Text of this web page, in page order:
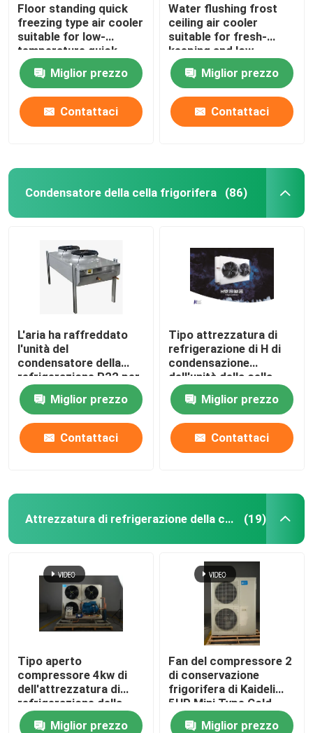
Floor standing quick
freezing type air cooler
suitable for low-
temperature quick
freezing cold storage,
compatible with
R404A/R507/R22
refrigerants,
supporting 220V/380V
Miglior prezzo
Contattaci
Water flushing frost
ceiling air cooler
suitable for fresh-
keeping and low-
temperature
refrigeration
warehouses,
compatible with
refrigerants such as
Miglior prezzo
Contattaci
Condensatore della cella frigorifera (86)
L'aria ha raffreddato
l'unità del
condensatore della
refrigerazione R22 per
la serie di Coolroom CP
Miglior prezzo
Contattaci
Tipo attrezzatura di
refrigerazione di H di
condensazione
dell'unità della cella
frigorifera di
R507/R404A
Monoblock
Miglior prezzo
Contattaci
Attrezzatura di refrigerazione della cella frigorifera (19)
Tipo aperto
compressore 4kw di
dell'attrezzatura di
refrigerazione della
cella frigorifera
Miglior prezzo
Fan del compressore 2
di conservazione
frigorifera di Kaideli
5HP Mini Type Cold
Room Equipment
Miglior prezzo